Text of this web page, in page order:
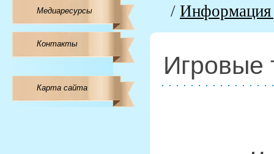
Медиаресурсы
Контакты
Карта сайта
/ Информация
Игровые